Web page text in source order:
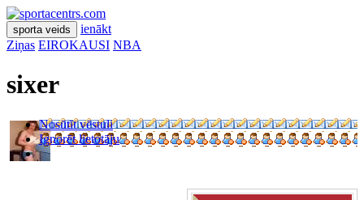
sporta veids
ienākt
Ziņas EIROKAUSI NBA
sixer
Nosūtīt vēstuli
Ignorēt lietotāju